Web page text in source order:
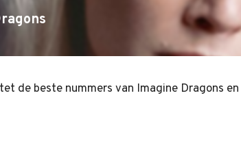
de beste nummers van Imagine Dragons